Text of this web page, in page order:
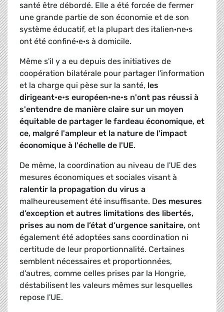
santé être débordé. Elle a été forcée de fermer
une grande partie de son économie et de son
système éducatif, et la plupart des italien·ne·s
ont été confiné·e·s à domicile.
Même s'il y a eu depuis des initiatives de
coopération bilatérale pour partager l'information
et la charge qui pèse sur la santé, les
dirigeant•e•s européen•ne•s n'ont pas réussi à
s'entendre de manière claire sur un moyen
équitable de partager le fardeau économique, et
ce, malgré l'ampleur et la nature de l'impact
économique à l'échelle de l'UE.
De même, la coordination au niveau de l'UE des
mesures économiques et sociales visant à
ralentir la propagation du virus a
malheureusement été insuffisante. Des mesures
d’exception et autres limitations des libertés,
prises au nom de l’état d’urgence sanitaire, ont
également été adoptées sans coordination ni
certitude de leur proportionnalité. Certaines
semblent nécessaires et proportionnées,
d'autres, comme celles prises par la Hongrie,
déstabilisent les valeurs mêmes sur lesquelles
repose l'UE.